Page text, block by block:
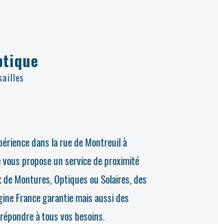
dans la rue de Montreuil à
propose un service de proximité
Montures, Optiques ou Solaires, des
France garantie mais aussi des
à tous vos besoins.